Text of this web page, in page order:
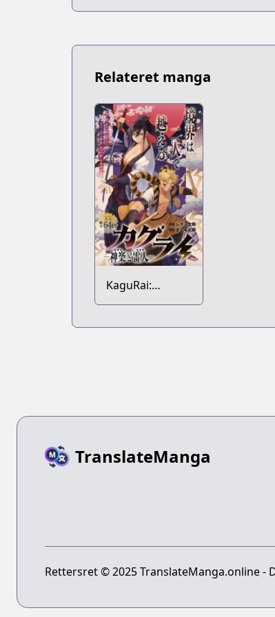
Relateret manga
KaguRai:
Kagura to Raito
TranslateManga
Rettersret © 2025 TranslateManga.online